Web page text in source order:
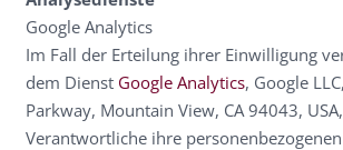
Google Analytics
Im Fall der Erteilung ihrer Einwilligung
dem Dienst Google Analytics, Google
Parkway, Mountain View, CA 94043,
Verantwortliche ihre